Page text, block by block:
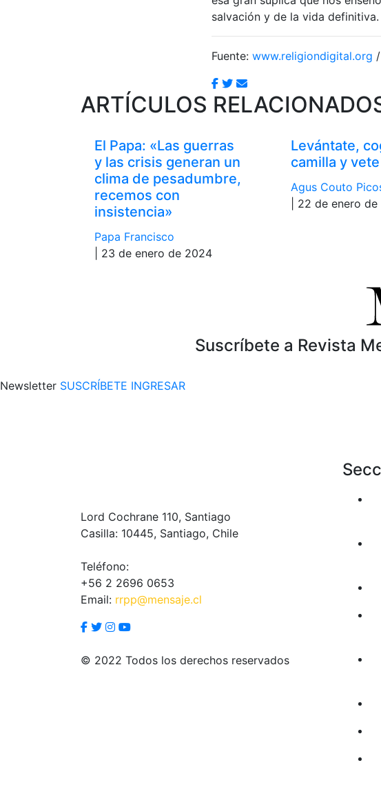
salvación y de la vida definitiva.
Fuente: www.religiondigital.org
ARTÍCULOS
El Papa: «Las guerras
y las crisis generan un
clima de pesadumbre,
recemos con
insistencia»
Papa Francisco
| 23 de enero de 2024
Levántate,
camilla y vete
Agus Couto
| 22 de enero
Suscríbete a Revista
Newsletter SUSCRÍBETE INGRESAR
Lord Cochrane 110, Santiago
Casilla: 10445, Santiago, Chile
Teléfono:
+56 2 2696 0653
Email: rrpp@mensaje.cl
© 2022 Todos los derechos reservados